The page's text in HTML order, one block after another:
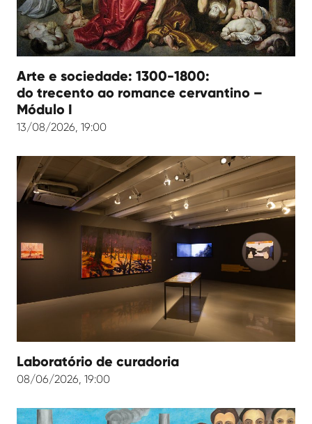
Arte e sociedade: 1300-1800:
do trecento ao romance cervantino –
Módulo I
13/08/2026, 19:00
Laboratório de curadoria
08/06/2026, 19:00